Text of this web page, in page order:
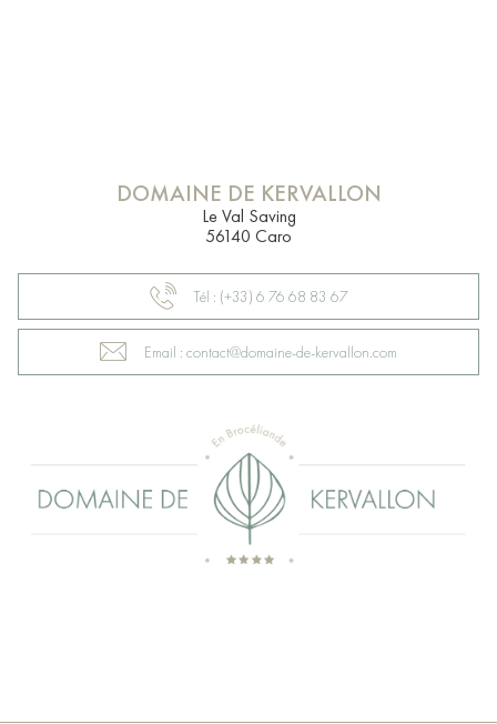
DOMAINE DE KERVALLON
Le Val Saving
56140 Caro
Tél : (+33) 6 76 68 83 67
Email : contact@domaine-de-kervallon.com